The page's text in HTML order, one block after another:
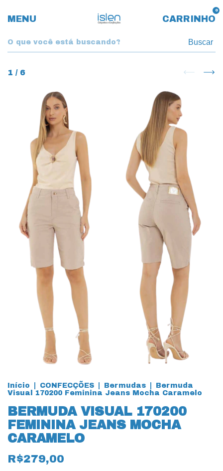
MENU CARRINHO
0
Buscar
1 / 6
Início CONFECÇÕES Bermudas
Bermuda
Visual 170200 Feminina Jeans Mocha Caramelo
BERMUDA VISUAL 170200
FEMININA JEANS MOCHA
CARAMELO
R$279,00